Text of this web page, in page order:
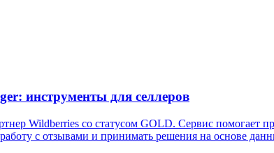
инструменты для селлеров
Wildberries со статусом GOLD. Сервис помогает
с отзывами и принимать решения на основе